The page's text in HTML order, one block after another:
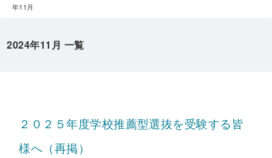
年11月
2024年11月 一覧
２０２５年度学校推薦型選抜を受験する皆
様へ（再掲）